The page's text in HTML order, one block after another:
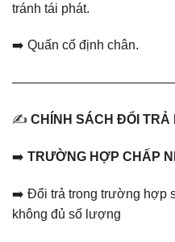
tránh tái phát.
➡️ Quấn cố định chân.
✍️ CHÍNH SÁCH ĐỔI TRẢ
➡️ TRƯỜNG HỢP CHẤP
➡️ Đổi trả trong trường hợp
không đủ số lượng